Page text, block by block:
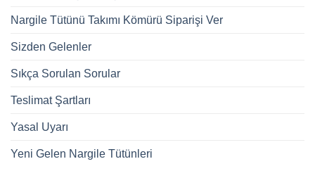
Nargile Tütünü Takımı Kömürü Siparişi Ver
Sizden Gelenler
Sıkça Sorulan Sorular
Teslimat Şartları
Yasal Uyarı
Yeni Gelen Nargile Tütünleri